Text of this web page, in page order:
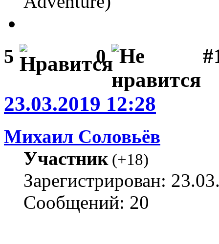
5 0
23.03.2019 12:28
Михаил Соловьёв
Участник(+18)
Зарегистрирован:
Сообщений: 20